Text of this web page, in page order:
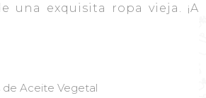
una exquisita ropa vieja. ¡A
de Aceite Vegetal